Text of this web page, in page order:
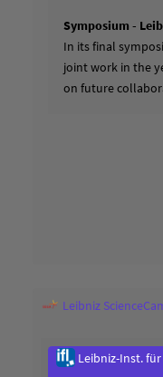
Symposium -
In its final
joint work in the
on future
Leibniz
Leibniz-Inst.